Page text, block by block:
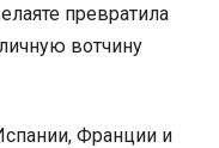
превратила
вотчину
Франции и